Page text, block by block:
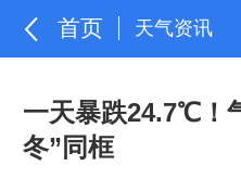
首页 天气资讯
一天暴跌24.7℃！
冬”同框